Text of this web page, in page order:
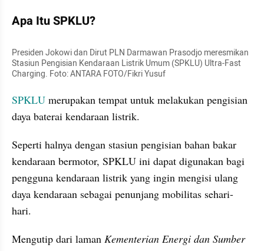
Apa Itu SPKLU?
Presiden Jokowi dan Dirut PLN Darmawan Prasodjo meresmikan
Stasiun Pengisian Kendaraan Listrik Umum (SPKLU) Ultra-Fast
Charging. Foto: ANTARA FOTO/Fikri Yusuf
SPKLU merupakan tempat untuk melakukan pengisian
daya baterai kendaraan listrik.
Seperti halnya dengan stasiun pengisian bahan bakar
kendaraan bermotor, SPKLU ini dapat digunakan bagi
pengguna kendaraan listrik yang ingin mengisi ulang
daya kendaraan sebagai penunjang mobilitas sehari-
hari.
Mengutip dari laman Kementerian Energi dan Sumber